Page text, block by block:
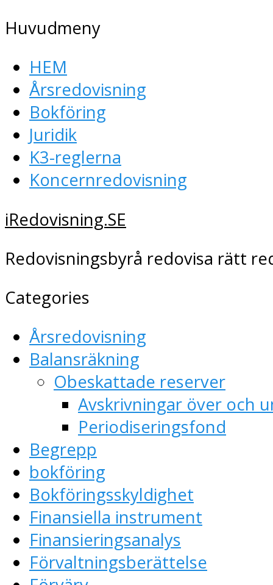
Huvudmeny
HEM
Årsredovisning
Bokföring
Juridik
K3-reglerna
Koncernredovisning
iRedovisning.SE
Redovisningsbyrå redovisa rätt
Categories
Årsredovisning
Balansräkning
Obeskattade reserver
Avskrivningar över och
Periodiseringsfond
Begrepp
bokföring
Bokföringsskyldighet
Finansiella instrument
Finansieringsanalys
Förvaltningsberättelse